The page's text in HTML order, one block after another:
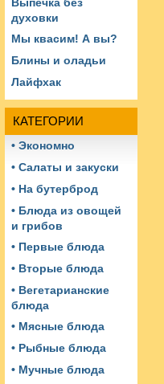
духовки
Мы квасим! А вы?
Блины и оладьи
Лайфхак
КАТЕГОРИИ
• Экономно
• Салаты и закуски
• На бутерброд
• Блюда из овощей
и грибов
• Первые блюда
• Вторые блюда
• Вегетарианские
блюда
• Мясные блюда
• Рыбные блюда
• Мучные блюда